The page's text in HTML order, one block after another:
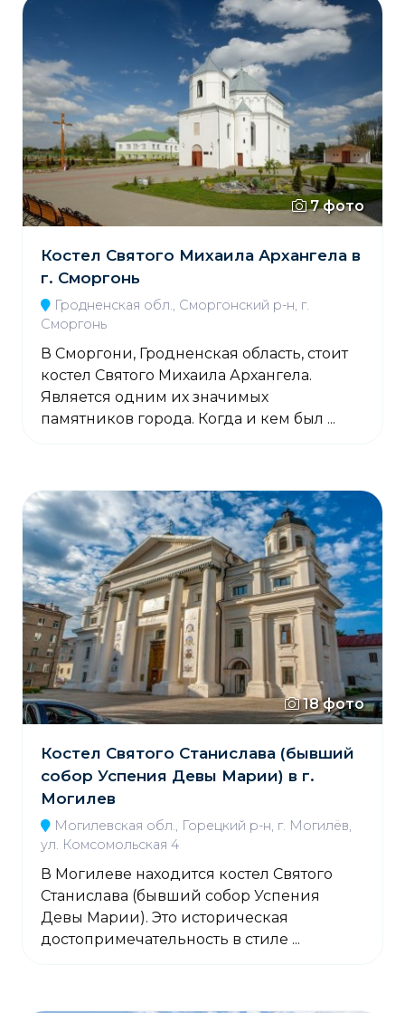
7 фото
Костел Святого Михаила Архангела в
г. Сморгонь
Гродненская обл., Сморгонский р-н, г.
Сморгонь
В Сморгони, Гродненская область, стоит
костел Святого Михаила Архангела.
Является одним их значимых
памятников города. Когда и кем был ...
18 фото
Костел Святого Станислава (бывший
собор Успения Девы Марии) в г.
Могилев
Могилевская обл., Горецкий р-н, г. Могилёв,
ул. Комсомольская 4
В Могилеве находится костел Святого
Станислава (бывший собор Успения
Девы Марии). Это историческая
достопримечательность в стиле ...